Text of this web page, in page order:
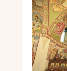
Блог
Контакти
Укр